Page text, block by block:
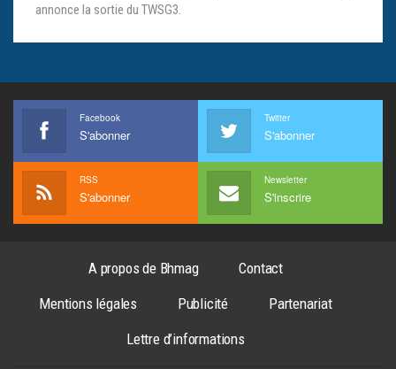
annonce la sortie du TWSG3.
Facebook
S'abonner
Twitter
S'abonner
RSS
S'abonner
Newsletter
S'inscrire
A propos de Bhmag
Contact
Mentions légales
Publicité
Partenariat
Lettre d’informations